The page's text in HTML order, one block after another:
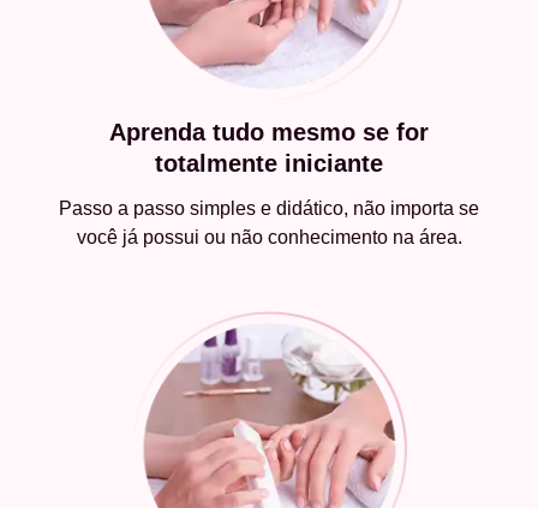
Aprenda tudo mesmo se for
totalmente iniciante
Passo a passo simples e didático, não importa se
você já possui ou não conhecimento na área.